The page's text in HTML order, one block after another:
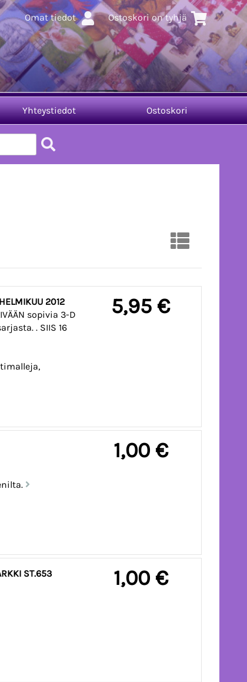
Omat tiedot Ostoskori on tyhjä
Yhteystiedot Ostoskori
2012
sopivia 3-D
. SIIS 16
5,95 €
1,00 €
ST.653
1,00 €